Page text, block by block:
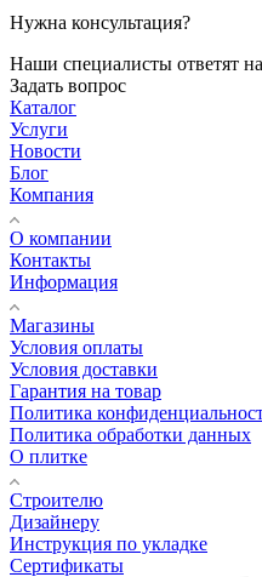
Нужна консультация?
Наши специалисты ответят
Задать вопрос
Каталог
Услуги
Новости
Блог
Компания
О компании
Контакты
Информация
Магазины
Условия оплаты
Условия доставки
Гарантия на товар
Политика
Политика обработки данных
О плитке
Строителю
Дизайнеру
Инструкция по укладке
Сертификаты